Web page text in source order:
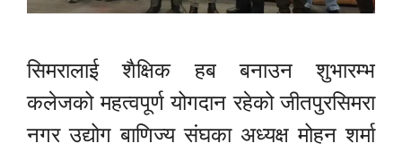
सिमरालाई शैक्षिक हब बनाउन शुभारम्भ
कलेजको महत्वपूर्ण योगदान रहेको जीतपुरसिमरा
नगर उद्योग बाणिज्य संघका अध्यक्ष मोहन शर्मा